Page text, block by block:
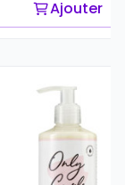
Ajouter